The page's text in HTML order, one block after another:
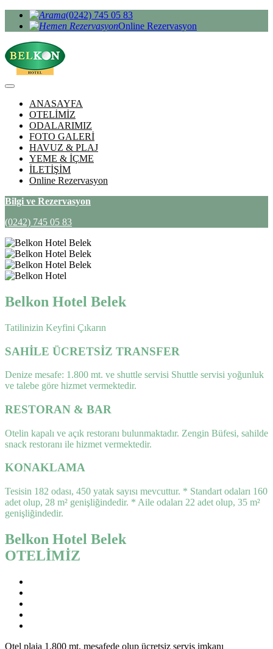
(0242) 745 05 83
Online Rezervasyon
ANASAYFA
OTELİMİZ
ODALARIMIZ
FOTO GALERİ
HAVUZ & PLAJ
YEME & İÇME
İLETİŞİM
Online Rezervasyon
Bilgi ve Rezervasyon
(0242) 745 05 83
Belkon Hotel Belek
Tatilinizin Keyfini Çıkarın
SAHİLE ÜCRETSİZ TRANSFER
Denize mesafe: 1.800 mt. ve shuttle servisi Shuttle servisi yoğunluk
ve talebe göre hizmet vermektedir.
RESTORAN & BAR
Otelin kapalı ve açık restoranı bulunmaktadır. Zengin Büfesi, sahilde
snack restoranı ile hizmet vermektedir.
KONAKLAMA
Tesisin 182 odası, 450 yatak sayısı mevcuttur. * Standart odaları 160
adet olup, 28 m² genişliğindedir. * Aile odaları 22 adet olup, 35 m²
genişliğindedir.
Belkon Hotel Belek
OTELİMİZ
Otel plaja 1.800 mt. mesafede olup ücretsiz servis imkanı